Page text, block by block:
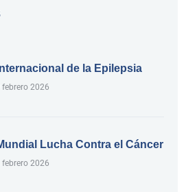
de la Epilepsia
febrero 2026
Lucha Contra el Cáncer
febrero 2026